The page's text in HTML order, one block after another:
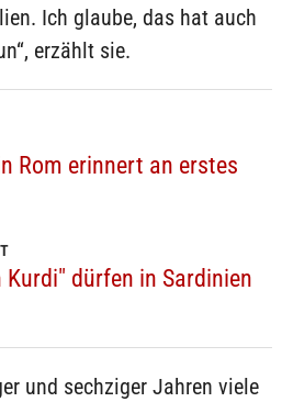
Ich glaube, das hat auch
erzählt sie.
Rom erinnert an erstes
dürfen in Sardinien
und sechziger Jahren viele